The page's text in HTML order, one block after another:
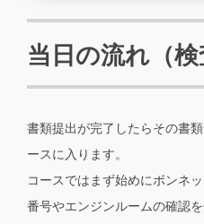
当日の流れ（検
書類提出が完了したらその書
ースに入ります。
コースではまず始めにボンネ
番号やエンジンルームの確認を